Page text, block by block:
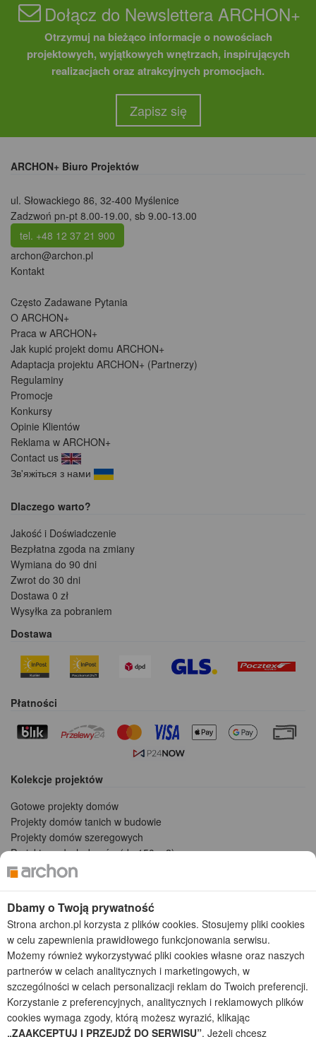
Dołącz do Newslettera ARCHON+
Otrzymuj na bieżąco informacje o nowościach
projektowych, wyjątkowych wnętrzach, inspirujących
realizacjach oraz atrakcyjnych promocjach.
Zapisz się
ARCHON+ Biuro Projektów
ul. Słowackiego 86, 32-400 Myślenice
Zadzwoń pn-pt 8.00-19.00, sb 9.00-13.00
tel. +48 12 37 21 900
archon@archon.pl
Kontakt
Często Zadawane Pytania
O ARCHON+
Praca w ARCHON+
Jak kupić projekt domu ARCHON+
Adaptacja projektu ARCHON+ (Partnerzy)
Regulaminy
Promocje
Konkursy
Opinie Klientów
Reklama w ARCHON+
Contact us
Зв'яжіться з нами
Dlaczego warto?
Jakość i Doświadczenie
Bezpłatna zgoda na zmiany
Wymiana do 90 dni
Zwrot do 30 dni
Dostawa 0 zł
Wysyłka za pobraniem
Dostawa
Płatności
Kolekcje projektów
Gotowe projekty domów
Projekty domów tanich w budowie
Projekty domów szeregowych
Projekty małych domów (do 150 m2)
Projekty domów wielorodzinnych
Projekty domów parterowych
2026 © ARCHON+ Biuro Projektów - Tradycyjne i nowoczesne gotowe
projekty domów - autorska pracownia architektoniczna założona w 1990r.
przez arch. Barbarę Mendel
Z uwagi na ciągłe doskonalenie procesu powstawania projektów (zgodnie z
normą ISO 9001), prezentowane na stronie projekty domów mogą
nieznacznie różnić się od dokumentacji technicznej.
Informujemy, iż w celu optymalizacji treści dostępnych w naszym sklepie,
Dbamy o Twoją prywatność
Strona archon.pl korzysta z plików cookies. Stosujemy pliki cookies
w celu zapewnienia prawidłowego funkcjonowania serwisu.
Możemy również wykorzystywać pliki cookies własne oraz naszych
partnerów w celach analitycznych i marketingowych, w
szczególności w celach personalizacji reklam do Twoich preferencji.
Korzystanie z preferencyjnych, analitycznych i reklamowych plików
cookies wymaga zgody, którą możesz wyrazić, klikając
„ZAAKCEPTUJ I PRZEJDŹ DO SERWISU”. Jeżeli chcesz